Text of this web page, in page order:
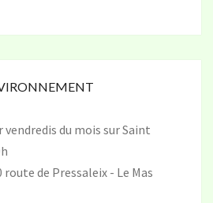
du mois sur Saint
route de Pressaleix - Le Mas